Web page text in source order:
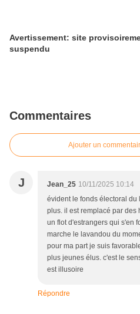
Avertissement: site
suspendu
Commentaires
Ajouter un
J Jean_25 10/11/2025 10:14
évident le fonds électoral
plus. il est remplacé par des
un flot d'estrangers qui s'en
marche le lavandou du
pour ma part je suis
plus jeunes élus. c'est le
est illusoire
Répondre